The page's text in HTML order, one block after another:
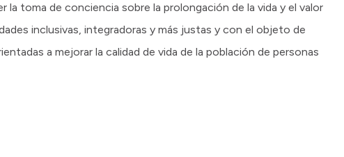
toma de conciencia sobre la prolongación de la vida y el valor
inclusivas, integradoras y más justas y con el objeto de
a mejorar la calidad de vida de la población de personas